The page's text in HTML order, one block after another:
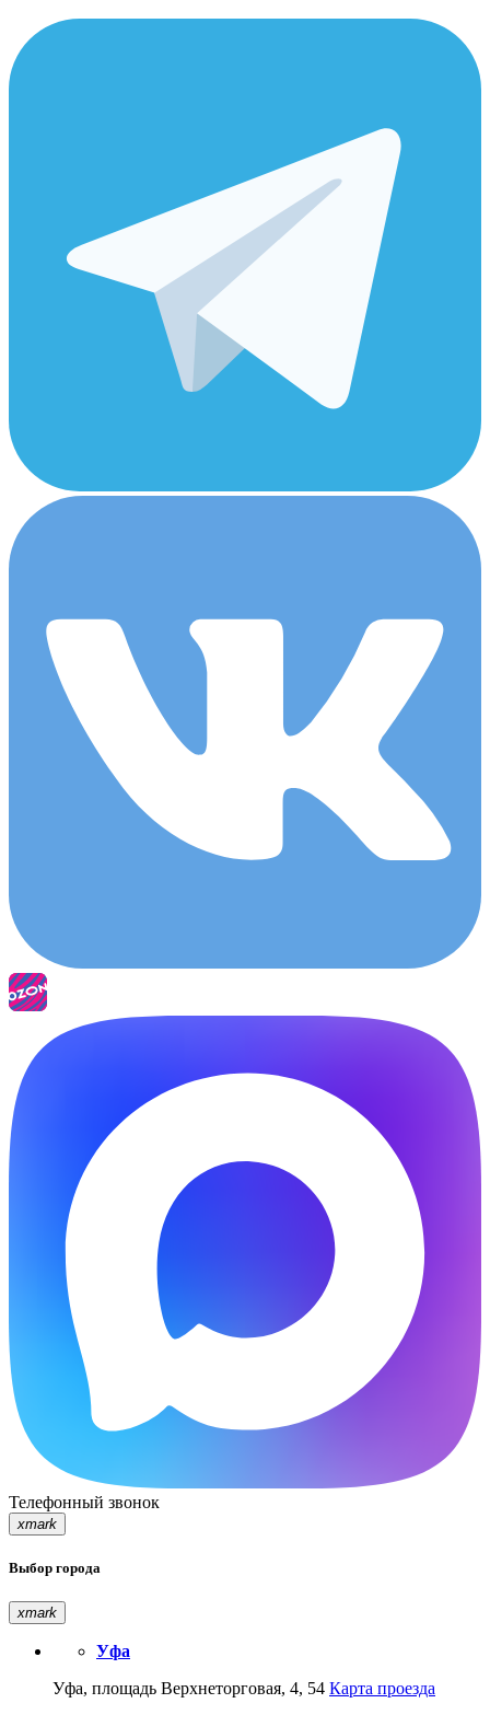
Телефонный звонок
xmark
Выбор города
xmark
Уфа
Уфа, площадь Верхнеторговая, 4, 54 Карта проезда